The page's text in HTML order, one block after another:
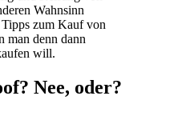
Wahnsinn
zum Kauf von
man denn dann
will.
Nee, oder?